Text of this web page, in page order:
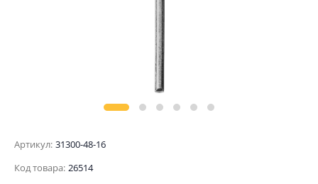
Артикул: 31300-48-16
Код товара: 26514